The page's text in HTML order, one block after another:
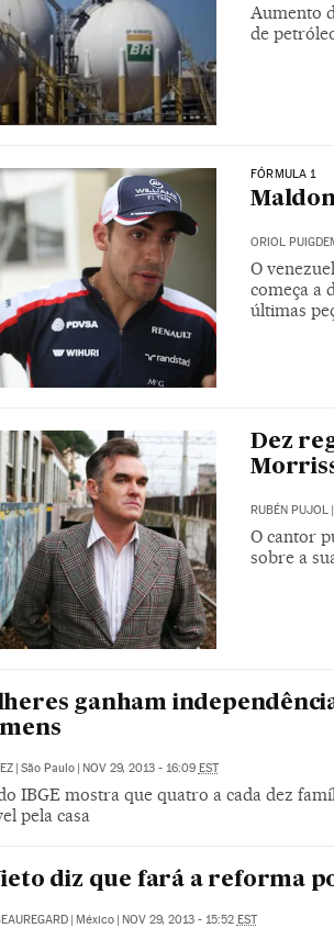
Aumento
de
FÓRMULA 1
ORIOL
O
começa a
últimas
Dez
RUBÉN PUJOL
O cantor
sobre a
ganham
| São Paulo | NOV 29, 2013 - 16:09 EST
IBGE mostra que quatro a cada dez
pela casa
diz que fará a reforma
| México | NOV 29, 2013 - 15:52 EST